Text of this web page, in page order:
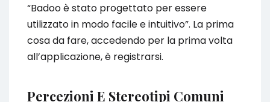
“Badoo è stato progettato per essere
utilizzato in modo facile e intuitivo”. La prima
cosa da fare, accedendo per la prima volta
all’applicazione, è registrarsi.
Percezioni E Stereotipi Comuni